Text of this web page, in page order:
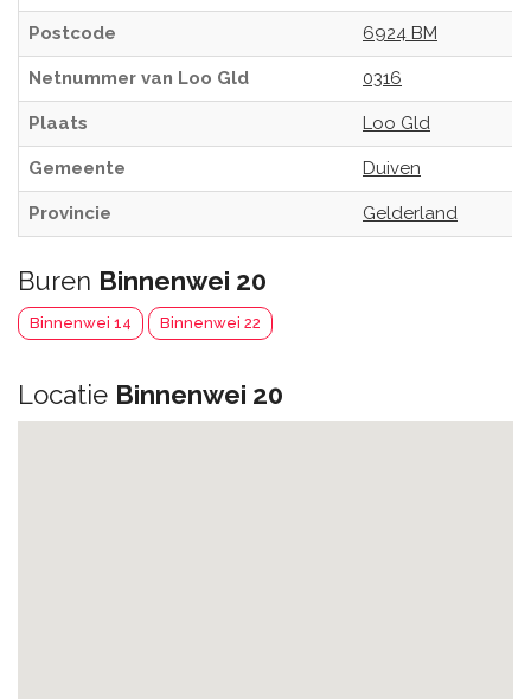
Postcode 6924 BM
Netnummer van Loo Gld 0316
Plaats Loo Gld
Gemeente Duiven
Provincie Gelderland
Buren Binnenwei 20
Binnenwei 14 Binnenwei 22
Locatie Binnenwei 20